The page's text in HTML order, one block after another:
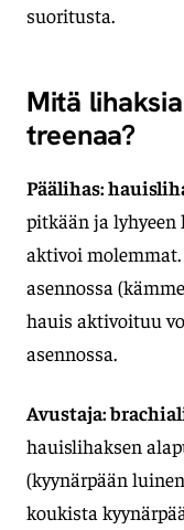
suoritusta.
Mitä
treenaa?
Päälihas:
pitkään ja lyhyeen
aktivoi
asennossa
hauis aktivoituu
asennossa.
Avustaja:
hauislihaksen
(kyynärpään
koukista